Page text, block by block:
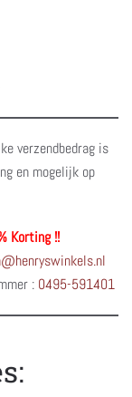
verzendbedrag is
en mogelijk op
Korting !!
: 0495-591401